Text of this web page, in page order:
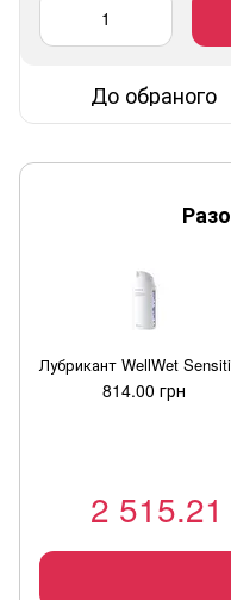
До обраного
Лубрикант WellWet
814.00 грн
2 515.21